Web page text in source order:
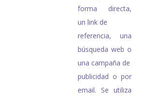
forma directa,
un link de
referencia, una
búsqueda web o
una campaña de
publicidad o por
email. Se utiliza